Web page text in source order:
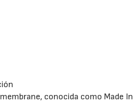
conocida como Made In